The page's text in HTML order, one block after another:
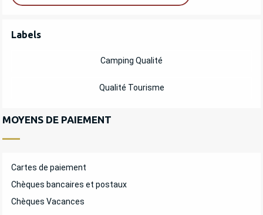
OFFRES DE PRESTATIONS
Labels
Labels
Camping Qualité
Qualité Tourisme
MOYENS DE PAIEMENT
Cartes de paiement
Chèques bancaires et postaux
Chèques Vacances